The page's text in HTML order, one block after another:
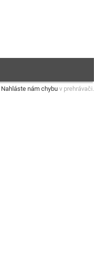
Nahláste nám chybu v prehrávači.